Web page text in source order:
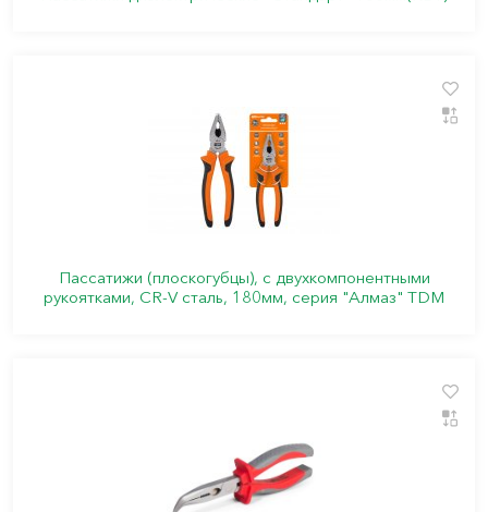
Пассатижи (плоскогубцы), с двухкомпонентными
рукоятками, CR-V сталь, 180мм, серия "Алмаз" TDM